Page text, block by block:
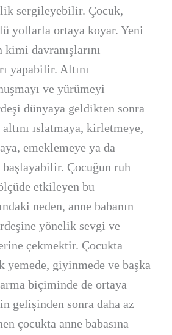
sergileyebilir. Çocuk,
yollarla ortaya koyar. Yeni
davranışlarını
yapabilir. Altını
ve yürümeyi
dünyaya geldikten sonra
ıslatmaya, kirletmeye,
emeklemeye ya da
Çocuğun ruh
etkileyen bu
neden, anne babanın
yönelik sevgi ve
çekmektir. Çocukta
yemede, giyinmede ve başka
biçiminde de ortaya
gelişinden sonra daha az
çocukta anne babasına